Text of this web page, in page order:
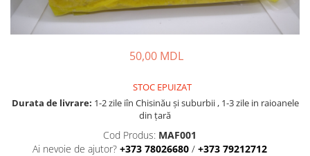
Plute si Indicatoare
Platforme feeder, suporturi,
Plumbi, cosulete, momitoare
Accesorii si instrumente
50,00 MDL
STOC EPUIZAT
Durata de livrare: 1-2 zile iîn Chisinău şi suburbii , 1-3 zile in raioanele
din țară
Cod Produs: MAF001
Ai nevoie de ajutor? +373 78026680 / +373 79212712